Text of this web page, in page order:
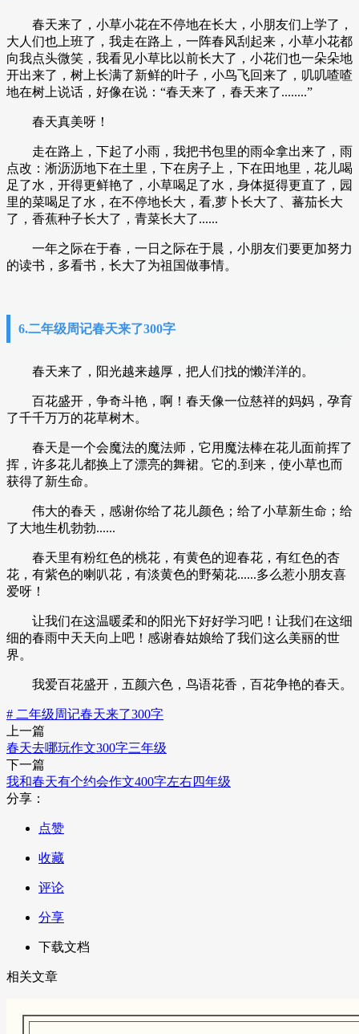
春天来了，小草小花在不停地在长大，小朋友们上学了，
大人们也上班了，我走在路上，一阵春风刮起来，小草小花都
向我点头微笑，我看见小草比以前长大了，小花们也一朵朵地
开出来了，树上长满了新鲜的叶子，小鸟飞回来了，叽叽喳喳
地在树上说话，好像在说：“春天来了，春天来了........”
春天真美呀！
走在路上，下起了小雨，我把书包里的雨伞拿出来了，雨
点改：淅沥沥地下在土里，下在房子上，下在田地里，花儿喝
足了水，开得更鲜艳了，小草喝足了水，身体挺得更直了，园
里的菜喝足了水，在不停地长大，看,萝卜长大了、蕃茄长大
了，香蕉种子长大了，青菜长大了......
一年之际在于春，一日之际在于晨，小朋友们要更加努力
的读书，多看书，长大了为祖国做事情。
6.二年级周记春天来了300字
春天来了，阳光越来越厚，把人们找的懒洋洋的。
百花盛开，争奇斗艳，啊！春天像一位慈祥的妈妈，孕育
了千千万万的花草树木。
春天是一个会魔法的魔法师，它用魔法棒在花儿面前挥了
挥，许多花儿都换上了漂亮的舞裙。它的.到来，使小草也而
获得了新生命。
伟大的春天，感谢你给了花儿颜色；给了小草新生命；给
了大地生机勃勃......
春天里有粉红色的桃花，有黄色的迎春花，有红色的杏
花，有紫色的喇叭花，有淡黄色的野菊花......多么惹小朋友喜
爱呀！
让我们在这温暖柔和的阳光下好好学习吧！让我们在这细
细的春雨中天天向上吧！感谢春姑娘给了我们这么美丽的世
界。
我爱百花盛开，五颜六色，鸟语花香，百花争艳的春天。
# 二年级周记春天来了300字
上一篇
春天去哪玩作文300字三年级
下一篇
我和春天有个约会作文400字左右四年级
分享：
点赞
收藏
评论
分享
下载文档
相关文章